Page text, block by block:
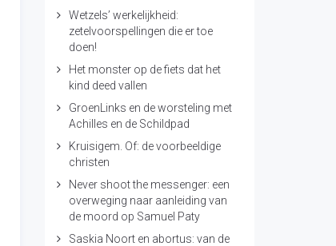
Wetzels’ werkelijkheid:
zetelvoorspellingen die er toe
doen!
Het monster op de fiets dat het
kind deed vallen
GroenLinks en de worsteling met
Achilles en de Schildpad
Kruisigem. Of: de voorbeeldige
christen
Never shoot the messenger: een
overweging naar aanleiding van
de moord op Samuel Paty
Saskia Noort en abortus: van de